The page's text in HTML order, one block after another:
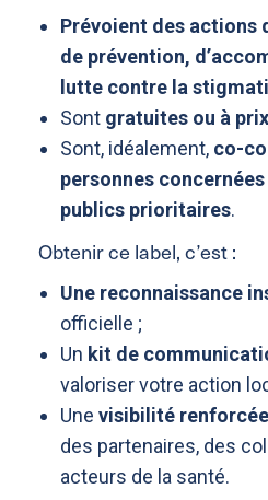
Prévoient des actions
de prévention,
lutte contre la
Sont gratuites ou à
Sont, idéalement, co-
personnes concernées
publics prioritaires.
Obtenir ce label, c’est :
Une reconnaissance
officielle ;
Un kit de
valoriser votre action
Une visibilité renforcée
des partenaires, des
acteurs de la santé.